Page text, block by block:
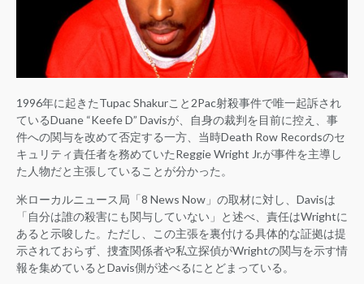
LOGIN
1996年に起きたTupac Shakurこと2Pac射殺事件で唯一起訴され
ているDuane “Keefe D” Davisが、自身の裁判を目前に控え、事
件への関与を改めて否定する一方、当時Death Row Recordsのセ
キュリティ責任者を務めていたReggie Wright Jr.が事件を主導し
た人物だと主張していることが分かった。
米ローカルニュース局「8 News Now」の取材に対し、Davisは
「自分は誰の殺害にも関与していない」と述べ、責任はWrightに
あると示唆した。ただし、この主張を裏付ける具体的な証拠は提
示されておらず、捜査関係者や私立探偵がWrightの関与を示す情
報を集めているとDavis側が述べるにとどまっている。